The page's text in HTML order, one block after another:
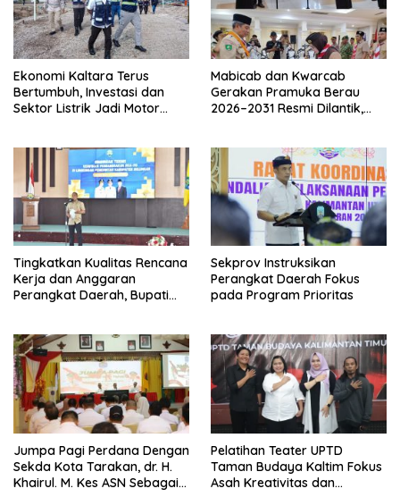
Ekonomi Kaltara Terus
Bertumbuh, Investasi dan
Sektor Listrik Jadi Motor
Mabicab dan Kwarcab
Gerakan Pramuka Berau
2026–2031 Resmi Dilantik,
Tingkatkan Kualitas Rencana
Kerja dan Anggaran
Perangkat Daerah, Bupati
Sekprov Instruksikan
Perangkat Daerah Fokus
pada Program Prioritas
Jumpa Pagi Perdana Dengan
Sekda Kota Tarakan, dr. H.
Khairul. M. Kes ASN Sebagai
Pelatihan Teater UPTD
Taman Budaya Kaltim Fokus
Asah Kreativitas dan